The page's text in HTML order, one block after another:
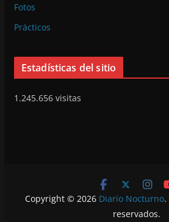
Fotos
Prácticos
Estadísticas del sitio
1.245.656 visitas
Copyright © 2026 Diario Nocturno.
reservados.